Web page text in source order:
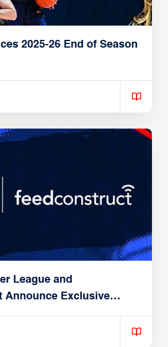
2025-26 End of Season
League and
Announce Exclusive